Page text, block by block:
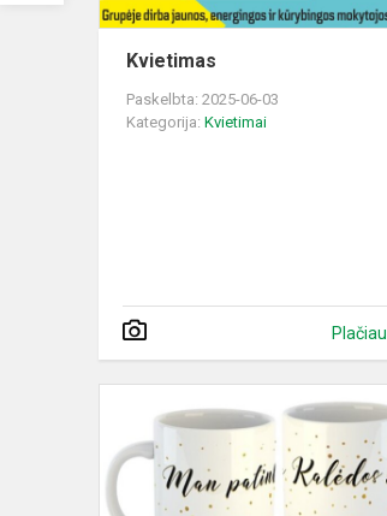
Kvietimas
Paskelbta: 2025-06-03
Kategorija: Kvietimai
Plačiau